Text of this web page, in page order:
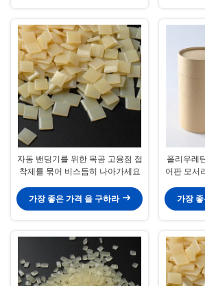
자동 밴딩기를 위한 목공 고융점 접
착제를 묶어 비스듬히 나아가세요
가장 좋은 가격 을 구하라
폴리우레
어판 모서
가장